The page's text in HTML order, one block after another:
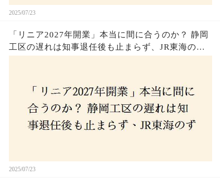
2025/07/23
「リニア2027年開業」本当に間に合うのか？ 静岡
工区の遅れは知事退任後も止まらず、JR東海のず
2025/07/23